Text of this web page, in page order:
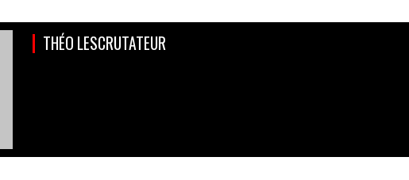
THÉO LESCRUTATEUR